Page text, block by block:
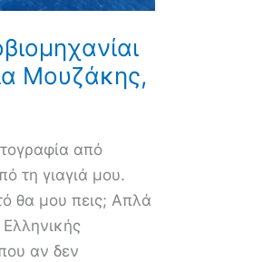
Μουζάκης,
από
τη γιαγιά μου.
θα μου πεις; Απλά
αν δεν